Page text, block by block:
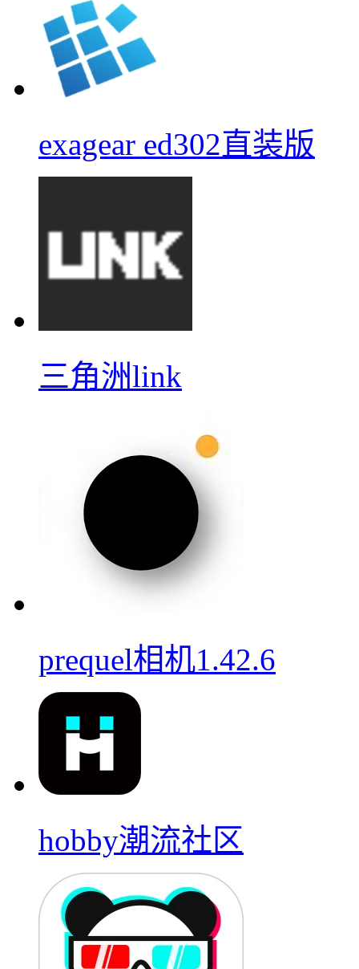
exagear ed302直装版
三角洲link
prequel相机1.42.6
hobby潮流社区